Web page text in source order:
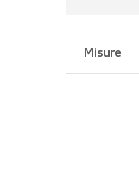
Misure